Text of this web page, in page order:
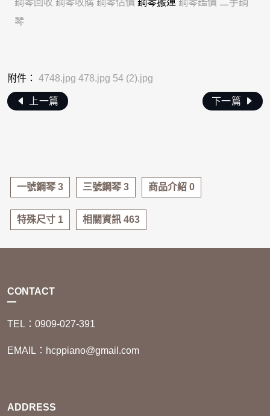
鋼琴回收 鋼琴收購 鋼琴估價 鋼琴搬運 鋼琴鑑價 二手鋼
琴
附件： 4748.jpg 478.jpg 54 (2).jpg
上一篇 下一篇
一號鋼琴 3 三號鋼琴 3 商品介紹 0
特殊尺寸 1 相關資訊 463
CONTACT
TEL：0909-027-391
EMAIL：hcppiano@gmail.com
ADDRESS